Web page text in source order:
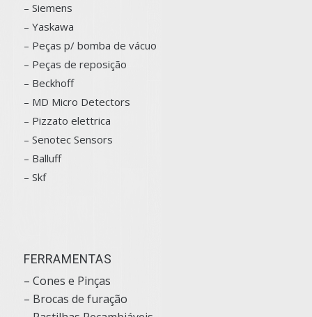
– Siemens
– Yaskawa
– Peças p/ bomba de vácuo
– Peças de reposição
– Beckhoff
– MD Micro Detectors
– Pizzato elettrica
– Senotec Sensors
– Balluff
– Skf
FERRAMENTAS
– Cones e Pinças
– Brocas de furação